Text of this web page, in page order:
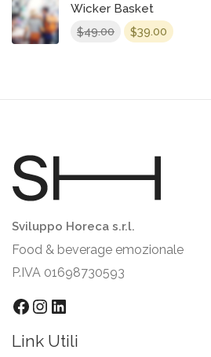
Wicker Basket
$49.00 $39.00
Sviluppo Horeca s.r.l.
Food & beverage emozionale
P.IVA 01698730593
Facebook
Instagram
LinkedIn
Link Utili